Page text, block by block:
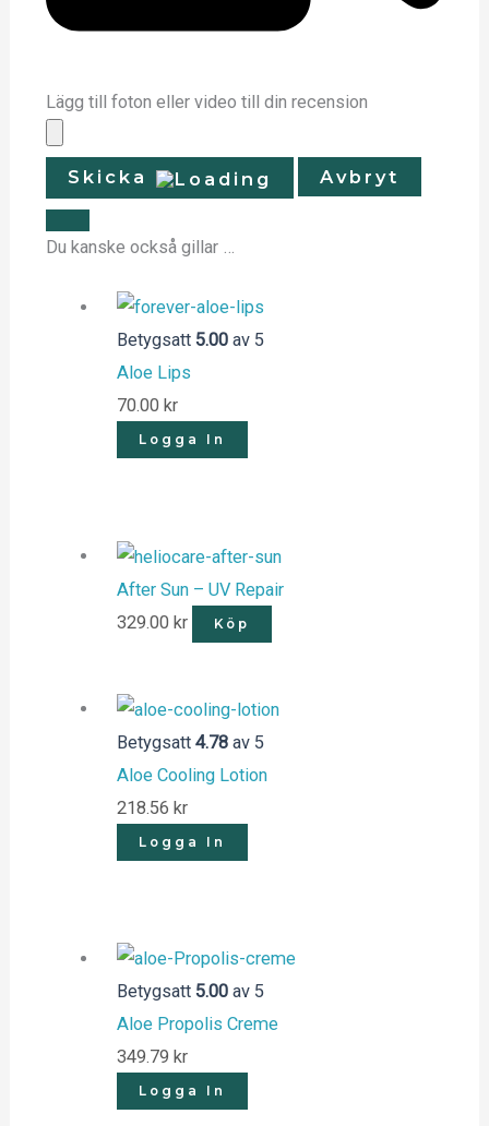
Lägg till foton eller video till din recension
Skicka Avbryt
Du kanske också gillar …
Betygsatt5.00 av 5
Aloe Lips
70.00 kr
Logga In
After Sun – UV Repair
329.00kr Köp
Betygsatt4.78 av 5
Aloe Cooling Lotion
218.56kr
Logga In
Betygsatt5.00 av 5
Aloe Propolis Creme
349.79 kr
Logga In